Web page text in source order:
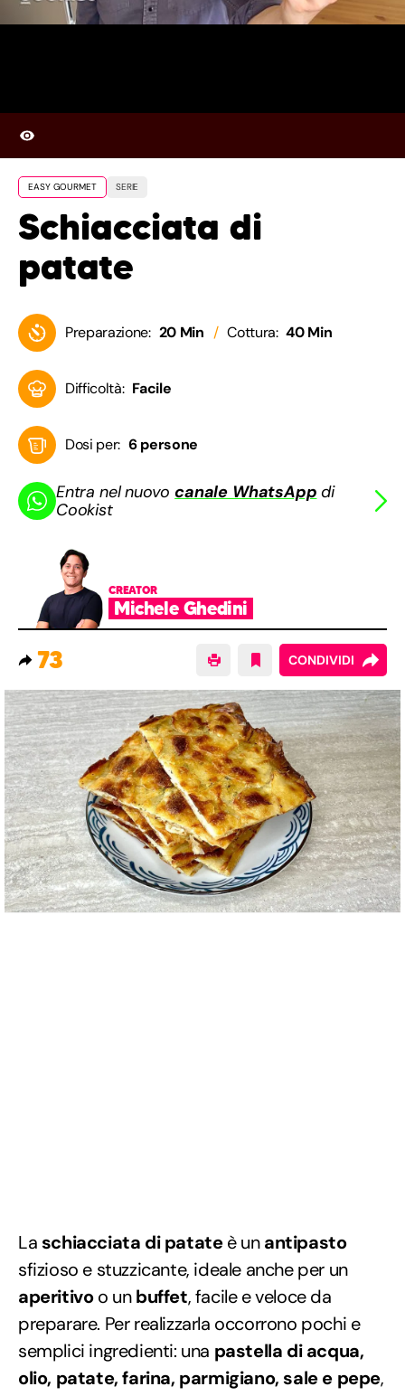
EASY GOURMET SERIE
Schiacciata di
patate
Preparazione: 20 Min Cottura: 40 Min
Difficoltà: Facile
Dosi per: 6 persone
Entra nel nuovocanale WhatsApp di
Cookist
CREATOR
Michele Ghedini
73 CONDIVIDI
La schiacciata di patateè unantipasto
sfizioso e stuzzicante, ideale anche per un
aperitivoo unbuffet, facile e veloce da
preparare. Per realizzarla occorrono pochi e
semplici ingredienti: una pastella di acqua,
olio, patate, farina, parmigiano, sale e pepe,